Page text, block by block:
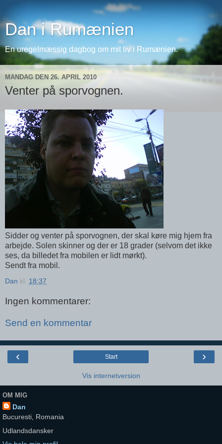
Dan i Rumænien
En uregelmæssig dagbog om mit liv i Rumænien.
MANDAG DEN 26. APRIL 2010
Venter på sporvognen.
Sidder og venter på sporvognen, der skal køre mig hjem fra
arbejde. Solen skinner og der er 18 grader (selvom det ikke
ses, da billedet fra mobilen er lidt mørkt).
Sendt fra mobil.
Dan kl. 18:37
Ingen kommentarer:
Send en kommentar
‹ ›
Start
Vis internetversion
OM MIG
Dan
Bucuresti, Romania
Udlandsdansker